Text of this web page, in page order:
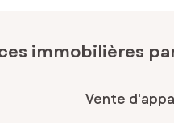
immobilières
Vente